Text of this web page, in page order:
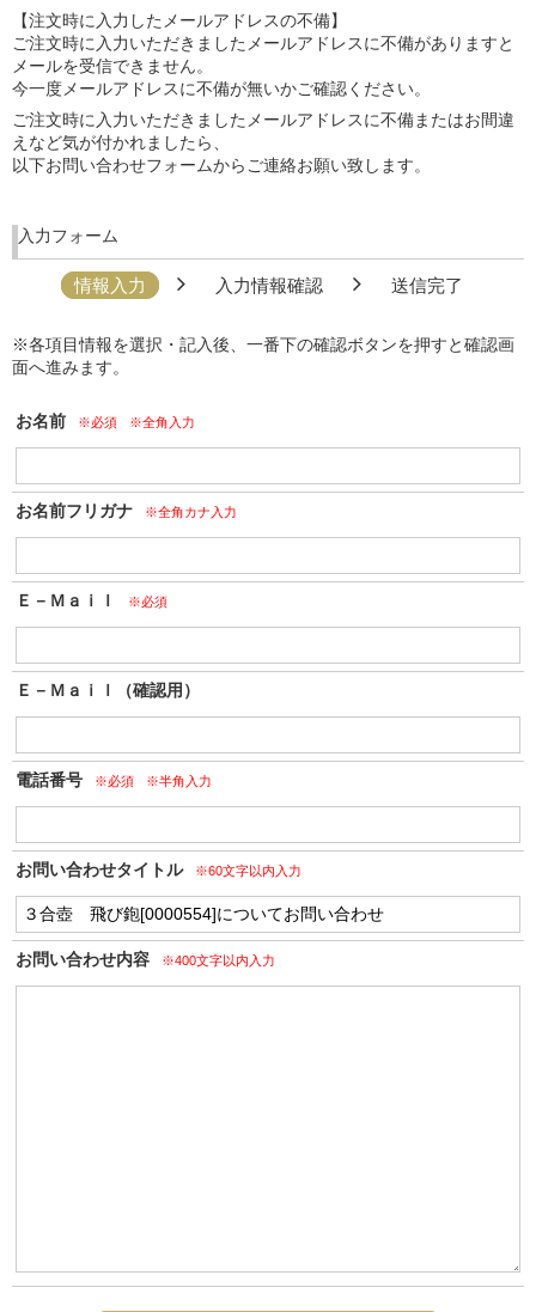
【注文時に入力したメールアドレスの不備】
ご注文時に入力いただきましたメールアドレスに不備がありますと
メールを受信できません。
今一度メールアドレスに不備が無いかご確認ください。
ご注文時に入力いただきましたメールアドレスに不備またはお間違
えなど気が付かれましたら、
以下お問い合わせフォームからご連絡お願い致します。
入力フォーム
情報入力 入力情報確認 送信完了
※各項目情報を選択・記入後、一番下の確認ボタンを押すと確認画
面へ進みます。
お名前 ※必須 ※全角入力
お名前フリガナ ※全角カナ入力
Ｅ－Ｍａｉｌ ※必須
Ｅ－Ｍａｉｌ（確認用）
電話番号 ※必須 ※半角入力
お問い合わせタイトル ※60文字以内入力
お問い合わせ内容 ※400文字以内入力